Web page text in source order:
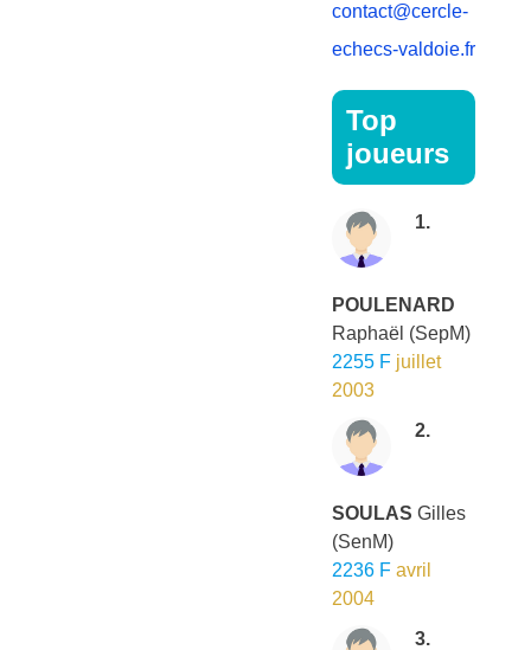
contact@cercle-
echecs-valdoie.fr
Top
joueurs
1.
POULENARD
Raphaël (SepM)
2255 F juillet
2003
2.
SOULAS Gilles
(SenM)
2236 F avril
2004
3.